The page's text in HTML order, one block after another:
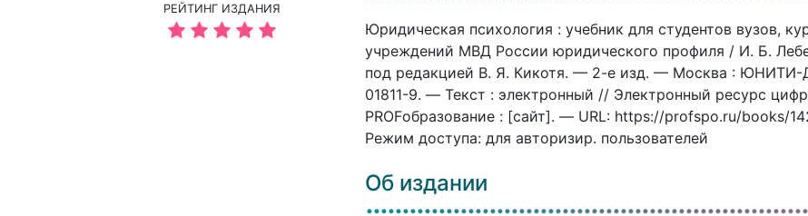
РЕЙТИНГ ИЗДАНИЯ
Юридическая психология : учебник для студентов вузов,
учреждений МВД России юридического профиля / И. Б.
под редакцией В. Я. Кикотя. — 2-е изд. — Москва :
01811-9. — Текст : электронный // Электронный ресурс
PROFобразование : [сайт]. — URL: https://profspo.ru/books/
Режим доступа: для авторизир. пользователей
Об издании